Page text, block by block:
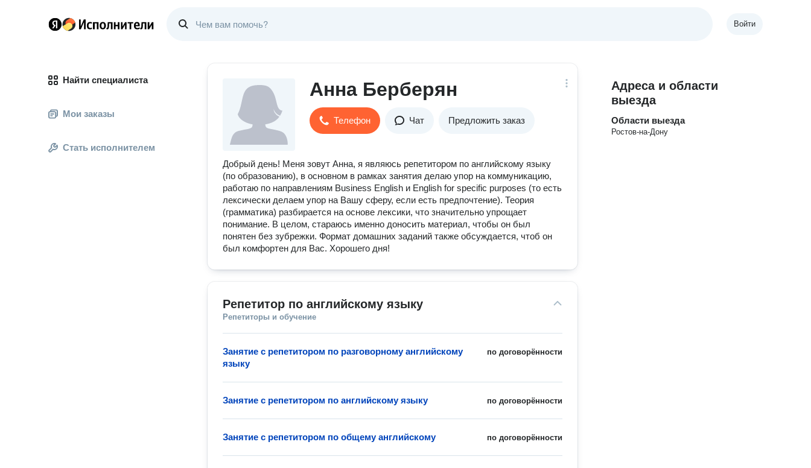
Войти
Найти специалиста
Мои заказы
Стать исполнителем
Анна Берберян
Телефон Чат Предложить заказ
Добрый день! Меня зовут Анна, я являюсь репетитором по английскому языку
(по образованию), в основном в рамках занятия делаю упор на коммуникацию,
работаю по направлениям Business English и English for specific purposes (то есть
лексически делаем упор на Вашу сферу, если есть предпочтение). Теория
(грамматика) разбирается на основе лексики, что значительно упрощает
понимание. В целом, стараюсь именно доносить материал, чтобы он был
понятен без зубрежки. Формат домашних заданий также обсуждается, чтоб он
был комфортен для Вас. Хорошего дня!
Репетитор по английскому языку
Репетиторы и обучение
по договорённости
Занятие с репетитором по разговорному английскому
языку
по договорённости
Занятие с репетитором по английскому языку
по договорённости
Занятие с репетитором по общему английскому
Адреса и области
выезда
Области выезда
Ростов-на-Дону